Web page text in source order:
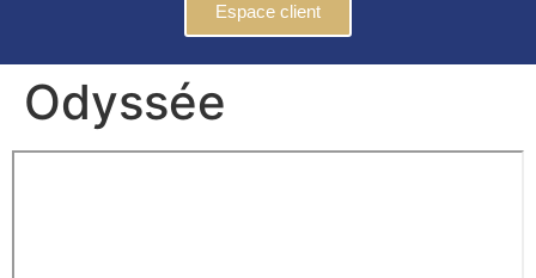
Espace client
Odyssée